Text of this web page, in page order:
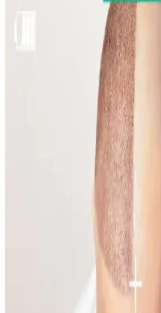
tedavi seçeneği olarak öne çıkıyor.
önerileri ile cilt sağlığı korunmalı.
Emface Cilt Tedavisi: Yüz
Sağlığı Üzerine Analiz
Emface tedavisi yüz hatlarını
ciltte hızlı yaşlanma belirtileri
yaşlanma ve yaşam tarzı faktörleriyle
Gelin Makyajında Doğallık ve
İpuçları ve Teknikler
Gelin makyajında doğal görünüm ile
belirginlik dengelenmeli. Kaş, göz, allık,
uygulamalarında doğru renk ve teknikler
Yüzde Belirli Bölgedeki Sivilce ve
Hiperpigmentasyonun
Yüzde belirli bir alandaki sivilce ve
temas dermatiti, bakteriyel enfeksiyon
Doğru bakım ve dermatolojik destekle
Makyaja Yeniden Başlamak